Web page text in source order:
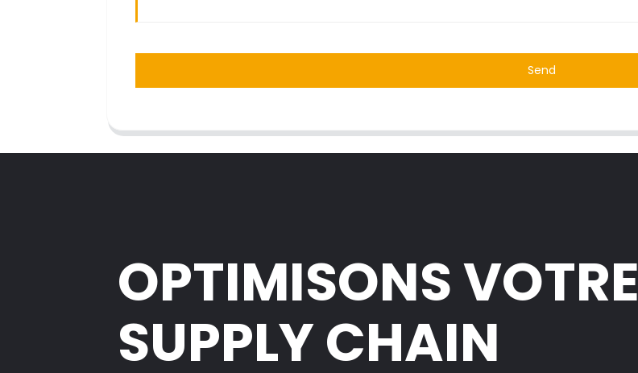
Send
OPTIMISONS VOTRE
SUPPLY CHAIN